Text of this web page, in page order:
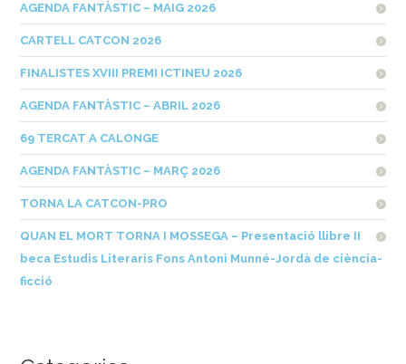
AGENDA FANTÀSTIC – MAIG 2026
CARTELL CATCON 2026
FINALISTES XVIII PREMI ICTINEU 2026
AGENDA FANTÀSTIC – ABRIL 2026
69 TERCAT A CALONGE
AGENDA FANTÀSTIC – MARÇ 2026
TORNA LA CATCON-PRO
QUAN EL MORT TORNA I MOSSEGA – Presentació llibre II
beca Estudis Literaris Fons Antoni Munné-Jordà de ciència-
ficció